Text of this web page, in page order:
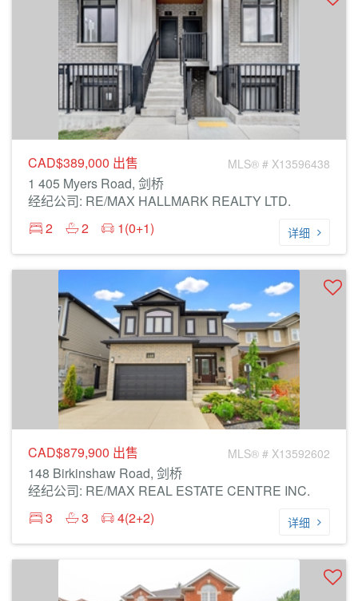
CAD$389,000 出售 MLS® # X13596438
1 405 Myers Road, 剑桥
经纪公司: RE/MAX HALLMARK REALTY LTD.
2
2 1(0+1) 详细
CAD$879,900 出售 MLS® # X13592602
148 Birkinshaw Road, 剑桥
经纪公司: RE/MAX REAL ESTATE CENTRE INC.
3
3 4(2+2) 详细